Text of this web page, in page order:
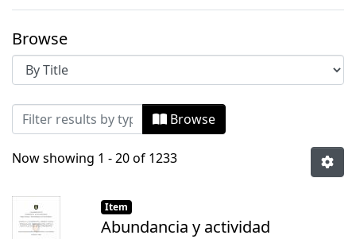
Browse
Browsing Facultad de Ciencias
Browse
Now showing 1 - 20 of 1233
Item
Abundancia y actividad